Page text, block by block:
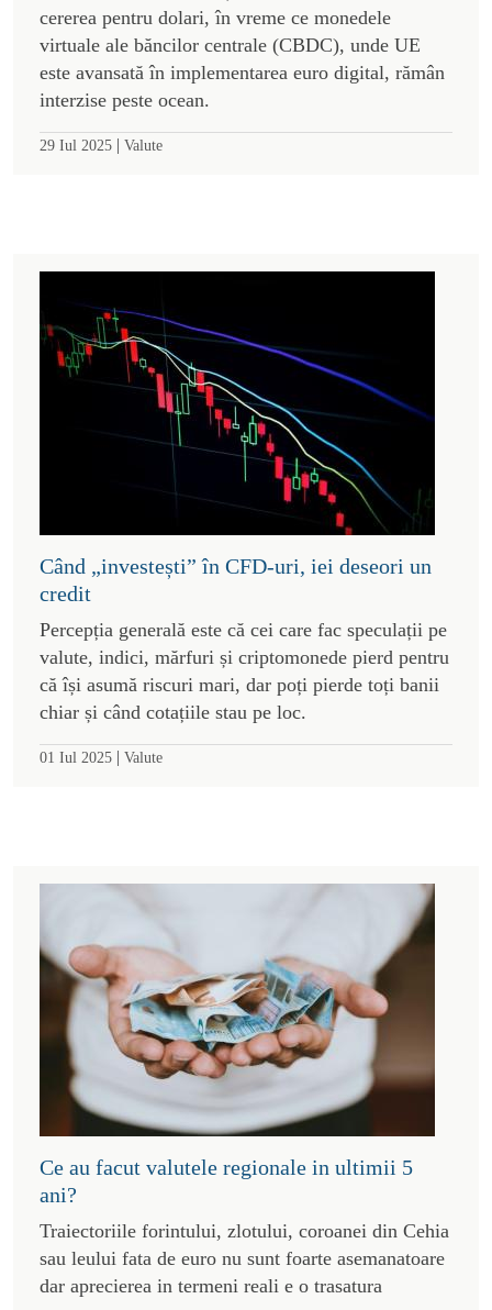
cererea pentru dolari, în vreme ce monedele
virtuale ale băncilor centrale (CBDC), unde UE
este avansată în implementarea euro digital, rămân
interzise peste ocean.
29 Iul 2025 | Valute
Când „investești” în CFD-uri, iei deseori un
credit
Percepția generală este că cei care fac speculații pe
valute, indici, mărfuri și criptomonede pierd pentru
că își asumă riscuri mari, dar poți pierde toți banii
chiar și când cotațiile stau pe loc.
01 Iul 2025 | Valute
Ce au facut valutele regionale in ultimii 5
ani?
Traiectoriile forintului, zlotului, coroanei din Cehia
sau leului fata de euro nu sunt foarte asemanatoare
dar aprecierea in termeni reali e o trasatura